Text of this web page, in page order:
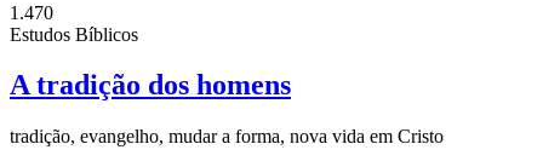
1.470
Estudos Bíblicos
A tradição dos homens
tradição, evangelho, mudar a forma, nova vida em Cristo